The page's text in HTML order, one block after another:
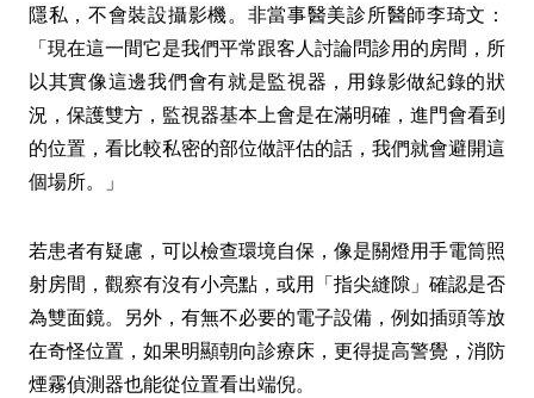
隱私，不會裝設攝影機。非當事醫美診所醫師李琦文：
「現在這一間它是我們平常跟客人討論問診用的房間，所
以其實像這邊我們會有就是監視器，用錄影做紀錄的狀
況，保護雙方，監視器基本上會是在滿明確，進門會看到
的位置，看比較私密的部位做評估的話，我們就會避開這
個場所。」
若患者有疑慮，可以檢查環境自保，像是關燈用手電筒照
射房間，觀察有沒有小亮點，或用「指尖縫隙」確認是否
為雙面鏡。另外，有無不必要的電子設備，例如插頭等放
在奇怪位置，如果明顯朝向診療床，更得提高警覺，消防
煙霧偵測器也能從位置看出端倪。